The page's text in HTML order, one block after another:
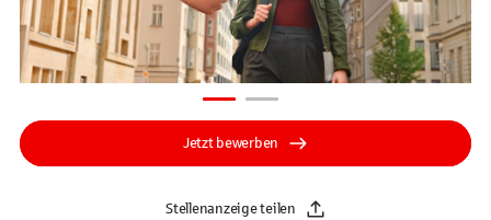
Jetzt bewerben
Stellenanzeige teilen